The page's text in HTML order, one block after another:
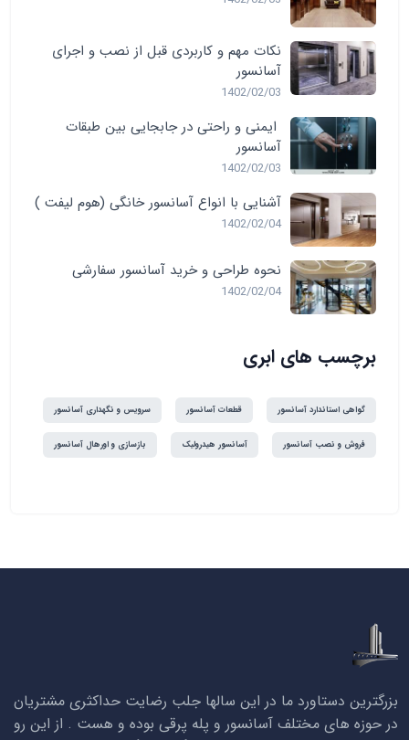
نکات مهم و کاربردی قبل از نصب و اجرای
آسانسور
1402/02/03
ایمنی و راحتی در جابجایی بین طبقات
آسانسور
1402/02/03
آشنایی با انواع آسانسور خانگی (هوم لیفت )
1402/02/04
نحوه طراحی و خرید آسانسور سفارشی
1402/02/04
برچسب های ابری
گواهی استاندارد آسانسور قطعات آسانسور سرویس و نگهداری آسانسور
فروش و نصب آسانسور آسانسور هیدرولیک بازسازی و اورهال آسانسور
بزرگترین دستاورد ما در این سالها جلب رضایت حداکثری مشتریان
در حوزه های مختلف آسانسور و پله پرقی بوده و هست . از این رو